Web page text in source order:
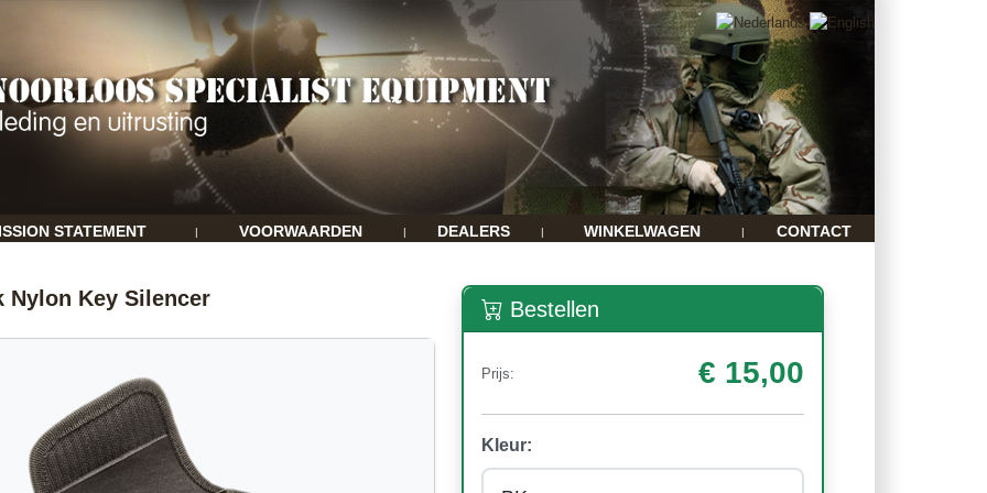
STATEMENT | VOORWAARDEN | DEALERS | WINKELWAGEN | CONTACT
Nylon Key Silencer Bestellen
Prijs: € 15,00
Kleur: